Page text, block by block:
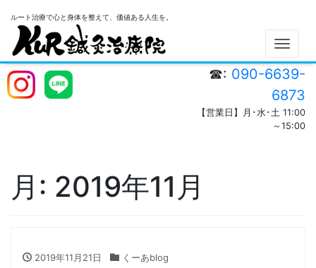
ルート治療で心と身体を整えて、価値ある人生を。
☎: 090-6639-
6873
【営業日】月･水･土 11:00
～15:00
月: 2019年11月
2019年11月21日 くーあblog